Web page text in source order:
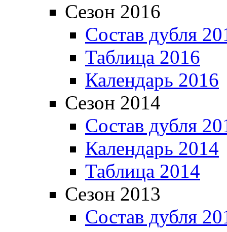
Сезон 2016
Состав дубля
Таблица 2016
Календарь 2016
Сезон 2014
Состав дубля
Календарь 2014
Таблица 2014
Сезон 2013
Состав дубля